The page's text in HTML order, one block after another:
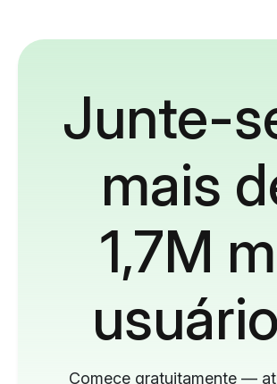
Junte-
mais
1,7M
Comece gratuitamente —